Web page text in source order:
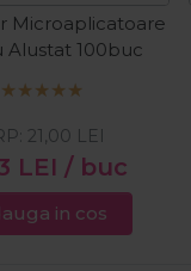
Microaplicatoare
Alustat 100buc
LEI / buc
21,00 LEI
in cos